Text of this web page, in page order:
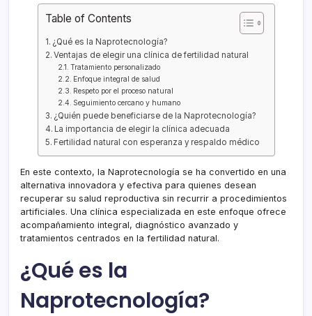
Table of Contents
¿Qué es la Naprotecnología?
Ventajas de elegir una clínica de fertilidad natural
Tratamiento personalizado
Enfoque integral de salud
Respeto por el proceso natural
Seguimiento cercano y humano
¿Quién puede beneficiarse de la Naprotecnología?
La importancia de elegir la clínica adecuada
Fertilidad natural con esperanza y respaldo médico
En este contexto, la Naprotecnología se ha convertido en una
alternativa innovadora y efectiva para quienes desean
recuperar su salud reproductiva sin recurrir a procedimientos
artificiales. Una clínica especializada en este enfoque ofrece
acompañamiento integral, diagnóstico avanzado y
tratamientos centrados en la fertilidad natural.
¿Qué es la
Naprotecnología?